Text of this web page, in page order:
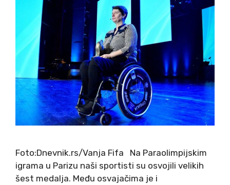
Foto:Dnevnik.rs/Vanja Fifa Na Paraolimpijskim
igrama u Parizu naši sportisti su osvojili velikih
šest medalja. Među osvajačima je i